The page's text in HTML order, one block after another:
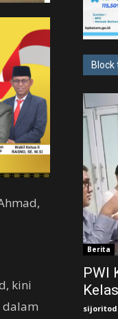
kini
dalam
Block
Berita
PWI